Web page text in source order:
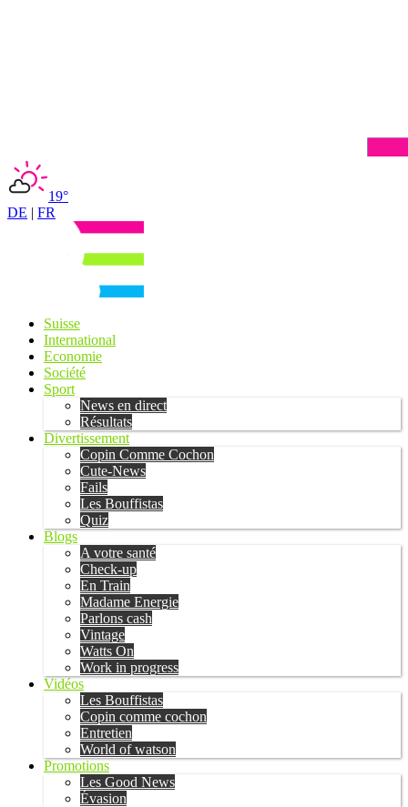
19°
DE | FR
Suisse
International
Economie
Société
Sport
News en direct
Résultats
Divertissement
Copin Comme Cochon
Cute-News
Fails
Les Bouffistas
Quiz
Blogs
A votre santé
Check-up
En Train
Madame Energie
Parlons cash
Vintage
Watts On
Work in progress
Vidéos
Les Bouffistas
Copin comme cochon
Entretien
World of watson
Promotions
Les Good News
Évasion